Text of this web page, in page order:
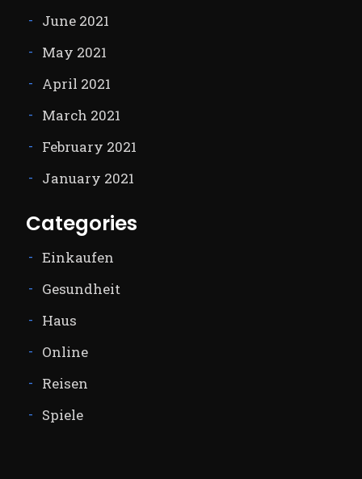
June 2021
May 2021
April 2021
March 2021
February 2021
January 2021
Categories
Einkaufen
Gesundheit
Haus
Online
Reisen
Spiele